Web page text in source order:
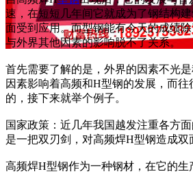
速，在短短几年间它就成为了钢结构
面受到应用。而型钢能有今天的成绩
与外界其他因素的影响脱不了关系。
首先需要了解的是，外界的因素不光
因素影响着高频和H型钢的发展，而
的，接下来就举个例子。
国家政策：近几年我国越发注重各方
是一把双刃剑，对高频焊H型钢造成双
高频焊H型钢作为一种钢材，在它的